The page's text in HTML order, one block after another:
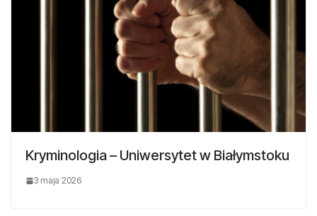
Kryminologia – Uniwersytet w Białymstoku
3 maja 2026